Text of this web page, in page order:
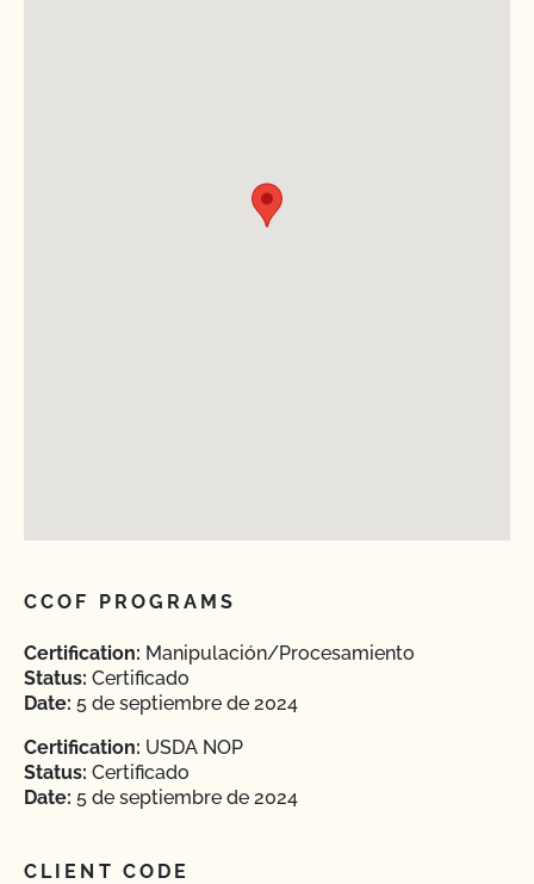
CCOF PROGRAMS
Certification: Manipulación/Procesamiento
Status: Certificado
Date: 5 de septiembre de 2024
Certification: USDA NOP
Status: Certificado
Date: 5 de septiembre de 2024
CLIENT CODE